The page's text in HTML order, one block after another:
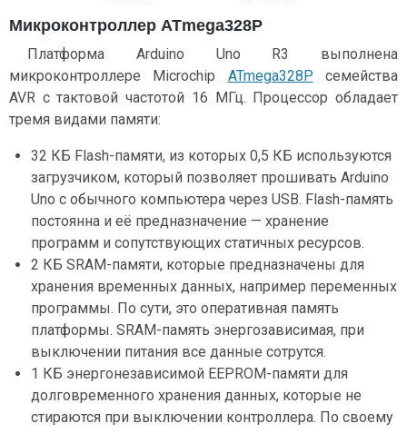
Микроконтроллер ATmega328P
Платформа Arduino Uno R3 выполнена
микроконтроллере Microchip ATmega328P семейства
AVR с тактовой частотой 16 МГц. Процессор обладает
тремя видами памяти:
32 КБ Flash-памяти, из которых 0,5 КБ используются
загрузчиком, который позволяет прошивать Arduino
Uno с обычного компьютера через USB. Flash-память
постоянна и её предназначение — хранение
программ и сопутствующих статичных ресурсов.
2 КБ SRAM-памяти, которые предназначены для
хранения временных данных, например переменных
программы. По сути, это оперативная память
платформы. SRAM-память энергозависимая, при
выключении питания все данные сотрутся.
1 КБ энергонезависимой EEPROM-памяти для
долговременного хранения данных, которые не
стираются при выключении контроллера. По своему